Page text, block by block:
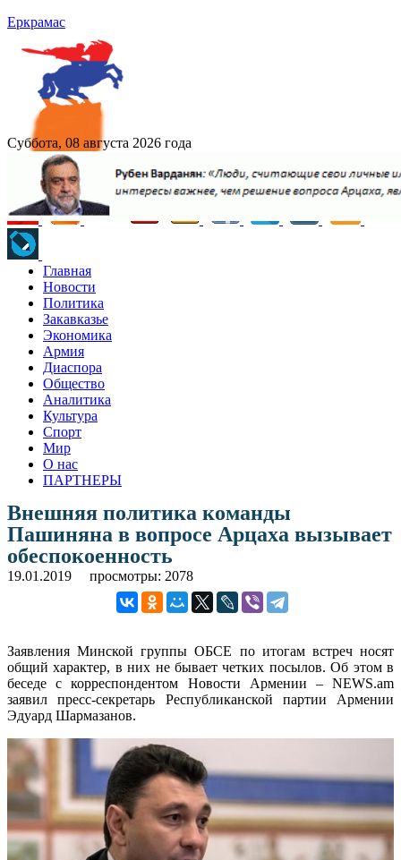
Еркрамас
Суббота, 08 августа 2026 года
Главная
Новости
Политика
Закавказье
Экономика
Армия
Диаспора
Общество
Аналитика
Культура
Спорт
Мир
О нас
ПАРТНЕРЫ
Внешняя политика команды
Пашиняна в вопросе Арцаха вызывает
обеспокоенность
19.01.2019 просмотры: 2078
Заявления Минской группы ОБСЕ по итогам встреч носят
общий характер, в них не бывает четких посылов. Об этом в
беседе с корреспондентом Новости Армении – NEWS.am
заявил пресс-секретарь Республиканской партии Армении
Эдуард Шармазанов.